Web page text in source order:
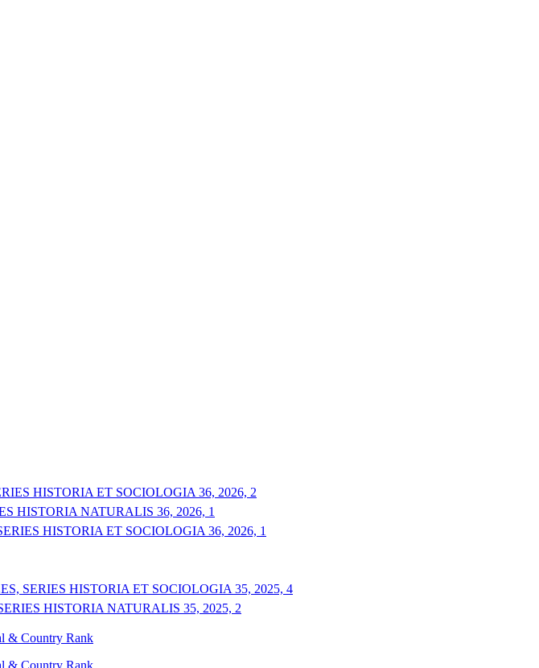
HISTORIA ET SOCIOLOGIA 36, 2026, 2
HISTORIA NATURALIS 36, 2026, 1
HISTORIA ET SOCIOLOGIA 36, 2026, 1
SERIES HISTORIA ET SOCIOLOGIA 35, 2025, 4
HISTORIA NATURALIS 35, 2025, 2